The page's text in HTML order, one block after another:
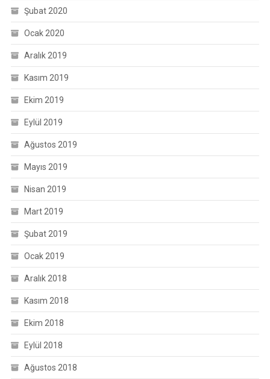
Şubat 2020
Ocak 2020
Aralık 2019
Kasım 2019
Ekim 2019
Eylül 2019
Ağustos 2019
Mayıs 2019
Nisan 2019
Mart 2019
Şubat 2019
Ocak 2019
Aralık 2018
Kasım 2018
Ekim 2018
Eylül 2018
Ağustos 2018